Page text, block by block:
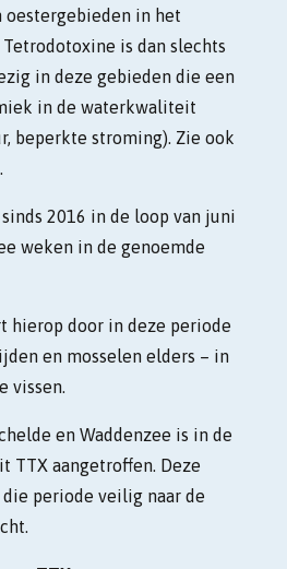
oestergebieden in het
is dan slechts
in deze gebieden die een
in de waterkwaliteit
beperkte stroming). Zie ook
2016 in de loop van juni
weken in de genoemde
hierop door in deze periode
en mosselen elders – in
vissen.
en Waddenzee is in de
TTX aangetroffen. Deze
periode veilig naar de